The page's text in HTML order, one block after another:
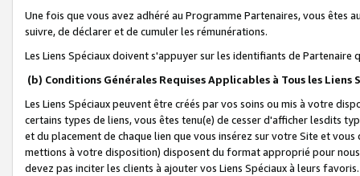
Une fois que vous avez adhéré au Programme Partenaires, vous êtes
suivre, de déclarer et de cumuler les rémunérations.
Les Liens Spéciaux doivent s'appuyer sur les identifiants de Partenaire
(b) Conditions Générales Requises Applicables à Tous les Liens
Les Liens Spéciaux peuvent être créés par vos soins ou mis à votre
certains types de liens, vous êtes tenu(e) de cesser d'afficher lesdits
et du placement de chaque lien que vous insérez sur votre Site et
mettions à votre disposition) disposent du format approprié pour
devez pas inciter les clients à ajouter vos Liens Spéciaux à leurs